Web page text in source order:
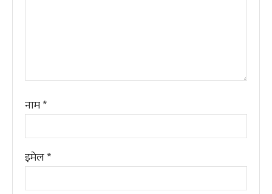
नाम*
इमेल*